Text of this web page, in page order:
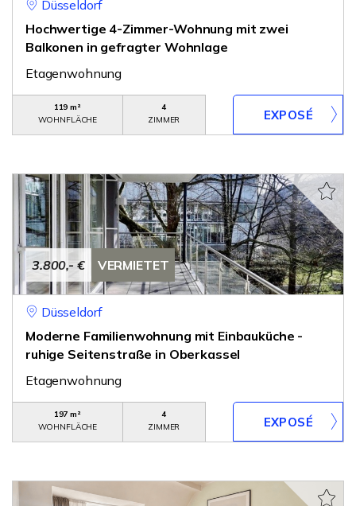
Düsseldorf
Hochwertige 4-Zimmer-Wohnung mit zwei
Balkonen in gefragter Wohnlage
Etagenwohnung
119 m²
WOHNFLÄCHE
4
ZIMMER
3.800,- € VERMIETET
Düsseldorf
Moderne Familienwohnung mit Einbauküche -
ruhige Seitenstraße in Oberkassel
Etagenwohnung
197 m²
WOHNFLÄCHE
4
ZIMMER